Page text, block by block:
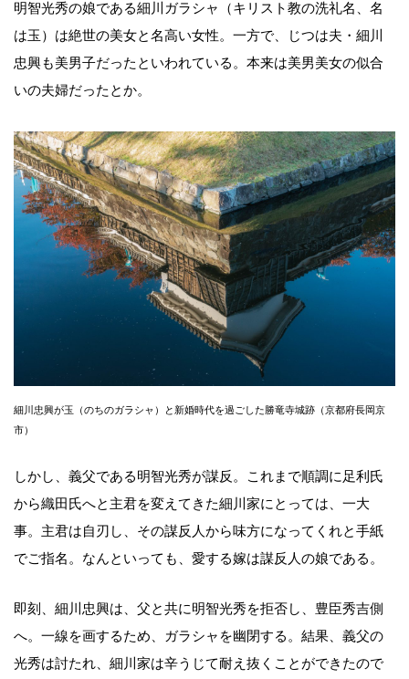
明智光秀の娘である細川ガラシャ（キリスト教の洗礼名、名
は玉）は絶世の美女と名高い女性。一方で、じつは夫・細川
忠興も美男子だったといわれている。本来は美男美女の似合
いの夫婦だったとか。
細川忠興が玉（のちのガラシャ）と新婚時代を過ごした勝竜寺城跡（京都府長岡京
市）
しかし、義父である明智光秀が謀反。これまで順調に足利氏
から織田氏へと主君を変えてきた細川家にとっては、一大
事。主君は自刃し、その謀反人から味方になってくれと手紙
でご指名。なんといっても、愛する嫁は謀反人の娘である。
即刻、細川忠興は、父と共に明智光秀を拒否し、豊臣秀吉側
へ。一線を画するため、ガラシャを幽閉する。結果、義父の
光秀は討たれ、細川家は辛うじて耐え抜くことができたので